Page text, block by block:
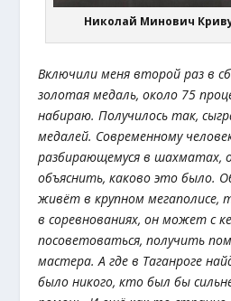
Николай Минович
Включили меня второй раз в
золотая медаль, около 75
набираю. Получилось так,
медалей. Современному
разбирающемуся в шахматах,
объяснить, каково это было.
живёт в крупном мегаполисе,
в соревнованиях, он может с
посоветоваться, получить
мастера. А где в Таганроге
было никого, кто был бы